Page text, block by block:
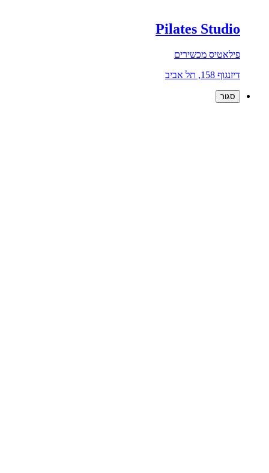
Pilates Studio
פילאטיס מכשירים
דיזנגוף 158, תל אביב
סגור